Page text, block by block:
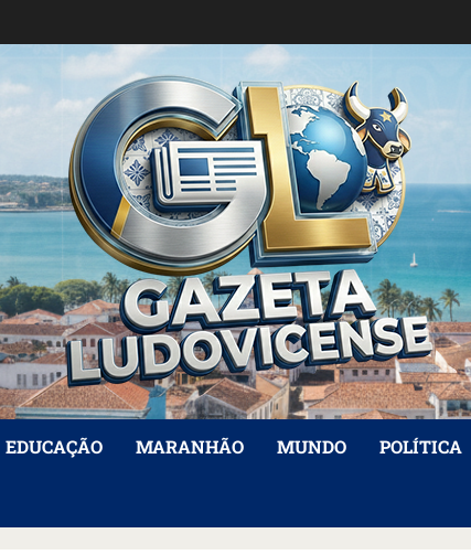
EDUCAÇÃO MARANHÃO MUNDO POLÍTICA